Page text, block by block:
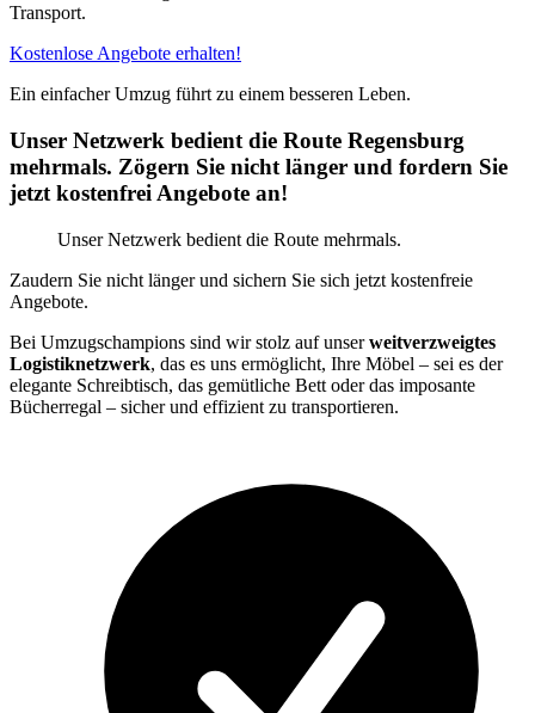
Transport.
Kostenlose Angebote erhalten!
Ein einfacher Umzug führt zu einem besseren Leben.
Unser Netzwerk bedient die Route Regensburg
mehrmals. Zögern Sie nicht länger und fordern Sie
jetzt kostenfrei Angebote an!
Unser Netzwerk bedient die Route mehrmals.
Zaudern Sie nicht länger und sichern Sie sich jetzt kostenfreie
Angebote.
Bei Umzugschampions sind wir stolz auf unserweitverzweigtes
Logistiknetzwerk, das es uns ermöglicht, Ihre Möbel – sei es der
elegante Schreibtisch, das gemütliche Bett oder das imposante
Bücherregal – sicher und effizient zu transportieren.